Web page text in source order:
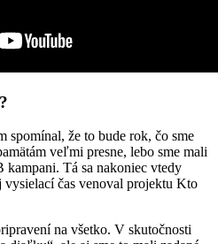
spomínal, že to bude rok, čo sme
veľmi presne, lebo sme mali
Tá sa nakoniec vtedy
vysielací čas venoval projektu Kto
na všetko. V skutočnosti